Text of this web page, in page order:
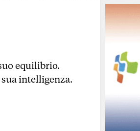
equilibrio.
intelligenza.